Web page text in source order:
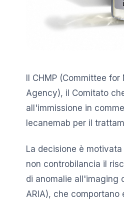
Il CHMP (Committee
Agency), il Comitato
all'immissione in
lecanemab per il
La decisione è
non controbilancia il
di anomalie all'imaging
ARIA), che